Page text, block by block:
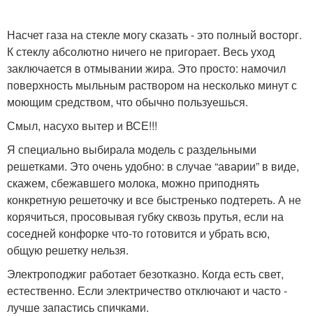
Насчет газа на стекле могу сказать - это полный восторг.
К стеклу абсолютно ничего не пригорает. Весь уход
заключается в отмывании жира. Это просто: намочил
поверхность мыльным раствором на несколько минут с
моющим средством, что обычно пользуешься.
Смыл, насухо вытер и ВСЕ!!!
Я специально выбирала модель с раздельными
решетками. Это очень удобно: в случае “аварии” в виде,
скажем, сбежавшего молока, можно приподнять
конкретную решеточку и все быстренько подтереть. А не
корячиться, просовывая губку сквозь прутья, если на
соседней конфорке что-то готовится и убрать всю,
общую решетку нельзя.
Электроподжиг работает безотказно. Когда есть свет,
естественно. Если электричество отключают и часто -
лучше запастись спичками.